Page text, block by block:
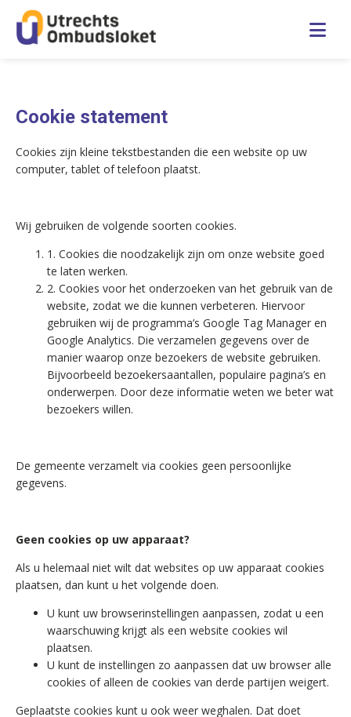
Home
Over ons
Publicaties
Veelgestelde vragen
Contact
Cookie statement
Cookies zijn kleine tekstbestanden die een website op uw
computer, tablet of telefoon plaatst.
Wij gebruiken de volgende soorten cookies.
1. Cookies die noodzakelijk zijn om onze website goed
te laten werken.
2. Cookies voor het onderzoeken van het gebruik van de
website, zodat we die kunnen verbeteren. Hiervoor
gebruiken wij de programma’s Google Tag Manager en
Google Analytics. Die verzamelen gegevens over de
manier waarop onze bezoekers de website gebruiken.
Bijvoorbeeld bezoekersaantallen, populaire pagina’s en
onderwerpen. Door deze informatie weten we beter wat
bezoekers willen.
De gemeente verzamelt via cookies geen persoonlijke
gegevens.
Geen cookies op uw apparaat?
Als u helemaal niet wilt dat websites op uw apparaat cookies
plaatsen, dan kunt u het volgende doen.
U kunt uw browserinstellingen aanpassen, zodat u een
waarschuwing krijgt als een website cookies wil
plaatsen.
U kunt de instellingen zo aanpassen dat uw browser alle
cookies of alleen de cookies van derde partijen weigert.
Geplaatste cookies kunt u ook weer weghalen. Dat doet